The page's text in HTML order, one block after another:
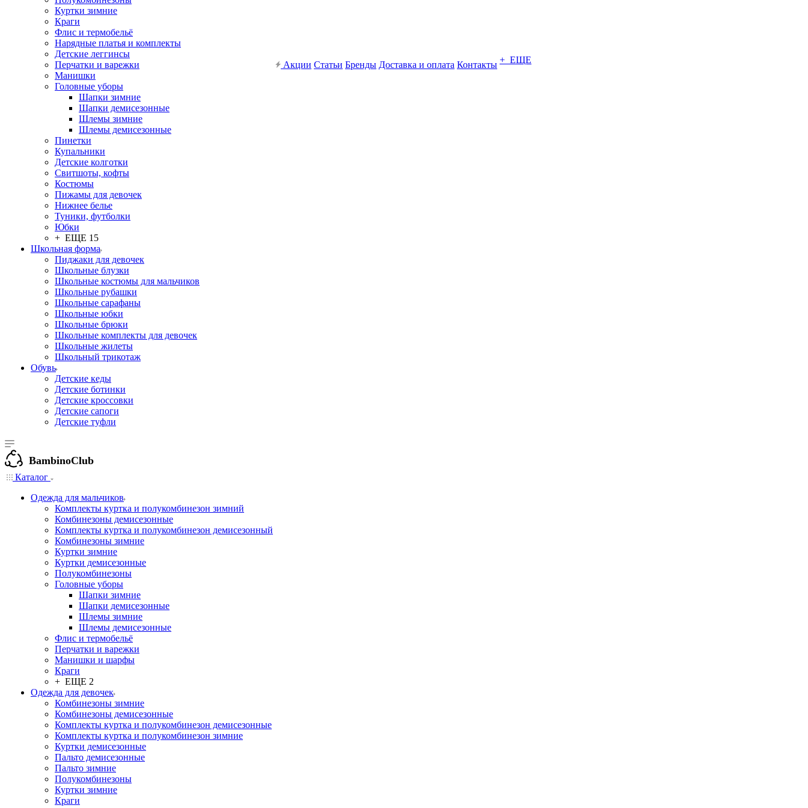
Куртки зимние
Краги
Флис и термобельё
Нарядные платья и комплекты
Детские леггинсы
Перчатки и варежки
Манишки
Головные уборы
Шапки зимние
Шапки демисезонные
Шлемы зимние
Шлемы демисезонные
Пинетки
Купальники
Детские колготки
Свитшоты, кофты
Костюмы
Пижамы для девочек
Нижнее белье
Туники, футболки
Юбки
+ ЕЩЕ 15
Школьная форма
Пиджаки для девочек
Школьные блузки
Школьные костюмы для мальчиков
Школьные рубашки
Школьные сарафаны
Школьные юбки
Школьные брюки
Школьные комплекты для девочек
Школьные жилеты
Школьный трикотаж
Обувь
Детские кеды
Детские ботинки
Детские кроссовки
Детские сапоги
Детские туфли
Акции Статьи Бренды Доставка и оплата Контакты + ЕЩЕ
BambinoClub
Каталог
Одежда для мальчиков
Комплекты куртка и полукомбинезон зимний
Комбинезоны демисезонные
Комплекты куртка и полукомбинезон демисезонный
Комбинезоны зимние
Куртки зимние
Куртки демисезонные
Полукомбинезоны
Головные уборы
Шапки зимние
Шапки демисезонные
Шлемы зимние
Шлемы демисезонные
Флис и термобельё
Перчатки и варежки
Манишки и шарфы
Краги
+ ЕЩЕ 2
Одежда для девочек
Комбинезоны зимние
Комбинезоны демисезонные
Комплекты куртка и полукомбинезон демисезонные
Комплекты куртка и полукомбинезон зимние
Куртки демисезонные
Пальто демисезонные
Пальто зимние
Полукомбинезоны
Куртки зимние
Краги